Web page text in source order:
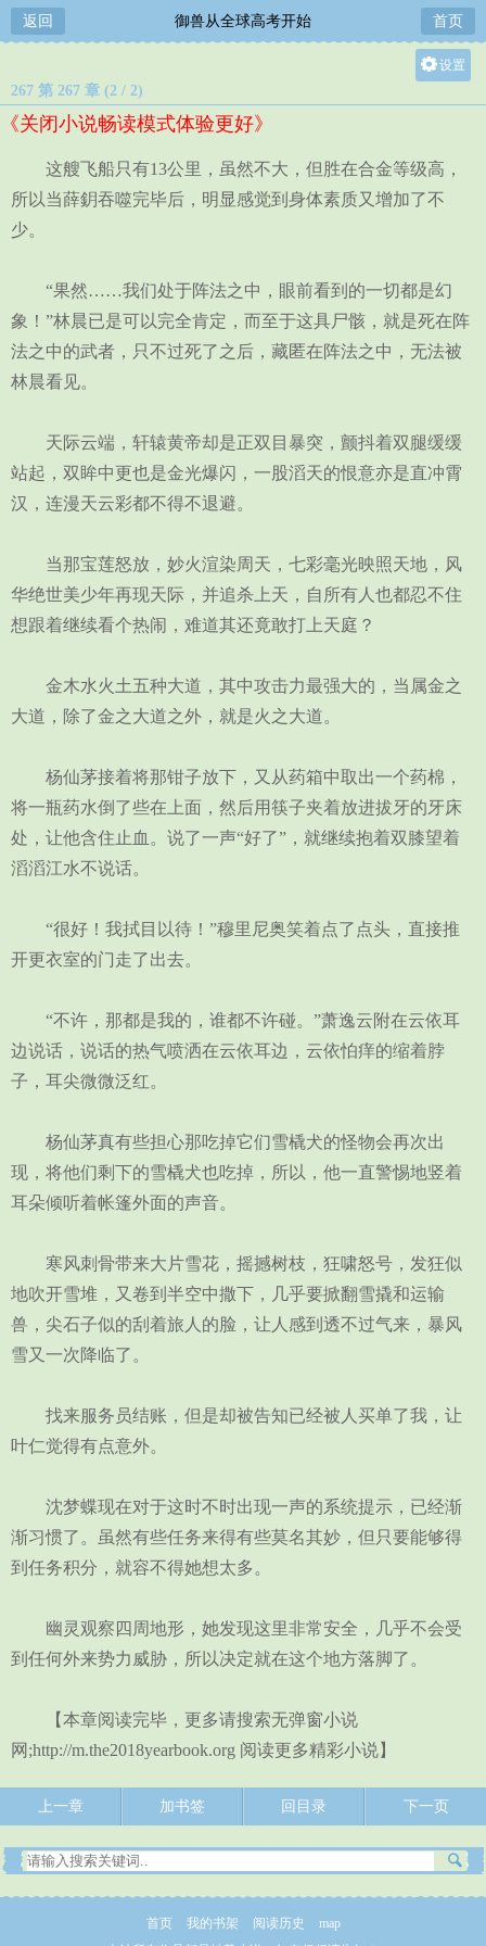
返回 御兽从全球高考开始 首页
设置
中
小
267 第 267 章 (2 / 2)
《关闭小说畅读模式体验更好》
这艘飞船只有13公里，虽然不大，但胜在合金等级高，
所以当薛鈅吞噬完毕后，明显感觉到身体素质又增加了不
少。
“果然……我们处于阵法之中，眼前看到的一切都是幻
象！”林晨已是可以完全肯定，而至于这具尸骸，就是死在阵
法之中的武者，只不过死了之后，藏匿在阵法之中，无法被
林晨看见。
天际云端，轩辕黄帝却是正双目暴突，颤抖着双腿缓缓
站起，双眸中更也是金光爆闪，一股滔天的恨意亦是直冲霄
汉，连漫天云彩都不得不退避。
当那宝莲怒放，妙火渲染周天，七彩毫光映照天地，风
华绝世美少年再现天际，并追杀上天，自所有人也都忍不住
想跟着继续看个热闹，难道其还竟敢打上天庭？
金木水火土五种大道，其中攻击力最强大的，当属金之
大道，除了金之大道之外，就是火之大道。
杨仙茅接着将那钳子放下，又从药箱中取出一个药棉，
将一瓶药水倒了些在上面，然后用筷子夹着放进拔牙的牙床
处，让他含住止血。说了一声“好了”，就继续抱着双膝望着
滔滔江水不说话。
“很好！我拭目以待！”穆里尼奥笑着点了点头，直接推
开更衣室的门走了出去。
“不许，那都是我的，谁都不许碰。”萧逸云附在云依耳
边说话，说话的热气喷洒在云依耳边，云依怕痒的缩着脖
子，耳尖微微泛红。
杨仙茅真有些担心那吃掉它们雪橇犬的怪物会再次出
现，将他们剩下的雪橇犬也吃掉，所以，他一直警惕地竖着
耳朵倾听着帐篷外面的声音。
寒风刺骨带来大片雪花，摇撼树枝，狂啸怒号，发狂似
地吹开雪堆，又卷到半空中撒下，几乎要掀翻雪撬和运输
兽，尖石子似的刮着旅人的脸，让人感到透不过气来，暴风
雪又一次降临了。
找来服务员结账，但是却被告知已经被人买单了我，让
叶仁觉得有点意外。
沈梦蝶现在对于这时不时出现一声的系统提示，已经渐
渐习惯了。虽然有些任务来得有些莫名其妙，但只要能够得
到任务积分，就容不得她想太多。
幽灵观察四周地形，她发现这里非常安全，几乎不会受
到任何外来势力威胁，所以决定就在这个地方落脚了。
【本章阅读完毕，更多请搜索无弹窗小说
网;http://m.the2018yearbook.org 阅读更多精彩小说】
上一章 加书签 回目录 下一页
首页 我的书架 阅读历史
map